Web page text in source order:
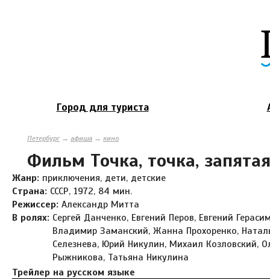
Город для туриста
Петербург→ афиша → кино
Фильм Точка, точка,
Жанр: приключения, дети, детские
Страна: СССР, 1972, 84 мин.
Режиссер: Александр Митта
В ролях: Сергей Данченко, Евгений Перов, Евгений
Владимир Заманский, Жанна Прохоренко,
Селезнева, Юрий Никулин, Михаил Козловский,
Рыжникова, Татьяна Никулина
Трейлер на русском языке